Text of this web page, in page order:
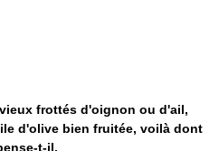
frottés d'oignon ou d'ail,
d'olive bien fruitée, voilà dont
t-il.